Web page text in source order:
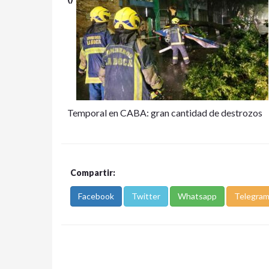
Temporal en CABA: gran cantidad de destrozos
Compartir:
Facebook Twitter Whatsapp Telegram